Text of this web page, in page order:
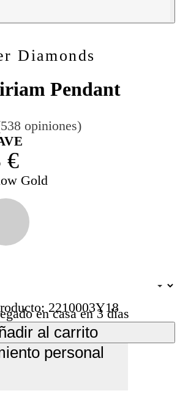
Diamonds
Pendant
opiniones)
€
Gold
2210003Y18
en casa en 3 días
al carrito
personal